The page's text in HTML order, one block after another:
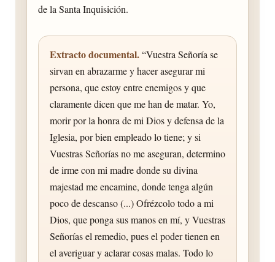
de la Santa Inquisición.
Extracto documental.“Vuestra Señoría se
sirvan en abrazarme y hacer asegurar mi
persona, que estoy entre enemigos y que
claramente dicen que me han de matar. Yo,
morir por la honra de mi Dios y defensa de la
Iglesia, por bien empleado lo tiene; y si
Vuestras Señorías no me aseguran, determino
de irme con mi madre donde su divina
majestad me encamine, donde tenga algún
poco de descanso (...) Ofrézcolo todo a mi
Dios, que ponga sus manos en mí, y Vuestras
Señorías el remedio, pues el poder tienen en
el averiguar y aclarar cosas malas. Todo lo